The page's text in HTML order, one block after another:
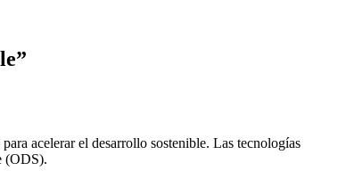
acelerar el desarrollo sostenible. Las tecnologías
(ODS).